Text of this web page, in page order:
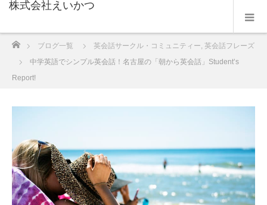
株式会社えいかつ
ブログ一覧 英会話サークル・コミュニティー, 英会話フレーズ
中学英語でシンプル英会話！名古屋の「朝から英会話」Student’s
Report!